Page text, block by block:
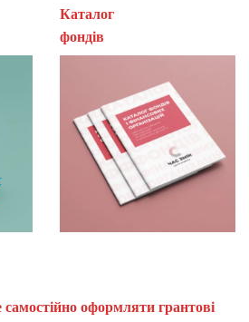
Каталог
оформляти грантові